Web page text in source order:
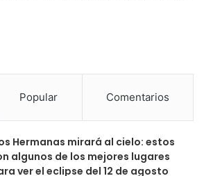
Popular Comentarios
Hermanas mirará al cielo: estos
algunos de los mejores lugares
ver el eclipse del 12 de agosto